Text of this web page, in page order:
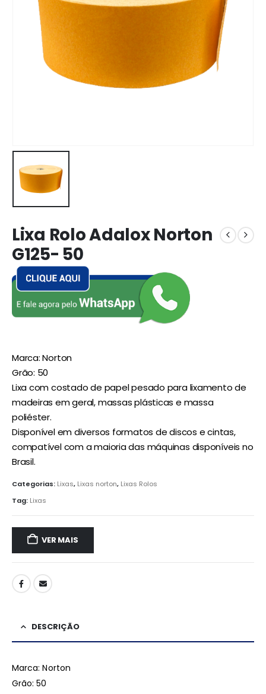
Lixa Rolo Adalox Norton
G125- 50
Marca: Norton
Grão: 50
Lixa com costado de papel pesado para lixamento de
madeiras em geral, massas plásticas e massa
poliéster.
Disponível em diversos formatos de discos e cintas,
compatível com a maioria das máquinas disponíveis no
Brasil.
Categorias: Lixas, Lixas norton, Lixas Rolos
Tag: Lixas
VER MAIS
DESCRIÇÃO
Marca: Norton
Grão: 50